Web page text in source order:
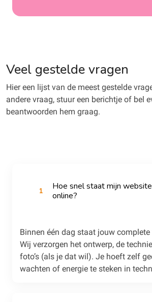
Veel gestelde vragen
Hier een lijst van de meest gestelde
andere vraag, stuur een berichtje of bel
beantwoorden hem graag.
1
Hoe snel staat mijn website
online?
Binnen één dag staat jouw
Wij verzorgen het ontwerp, de
foto’s (als je dat wil). Je hoeft zelf
wachten of energie te steken in